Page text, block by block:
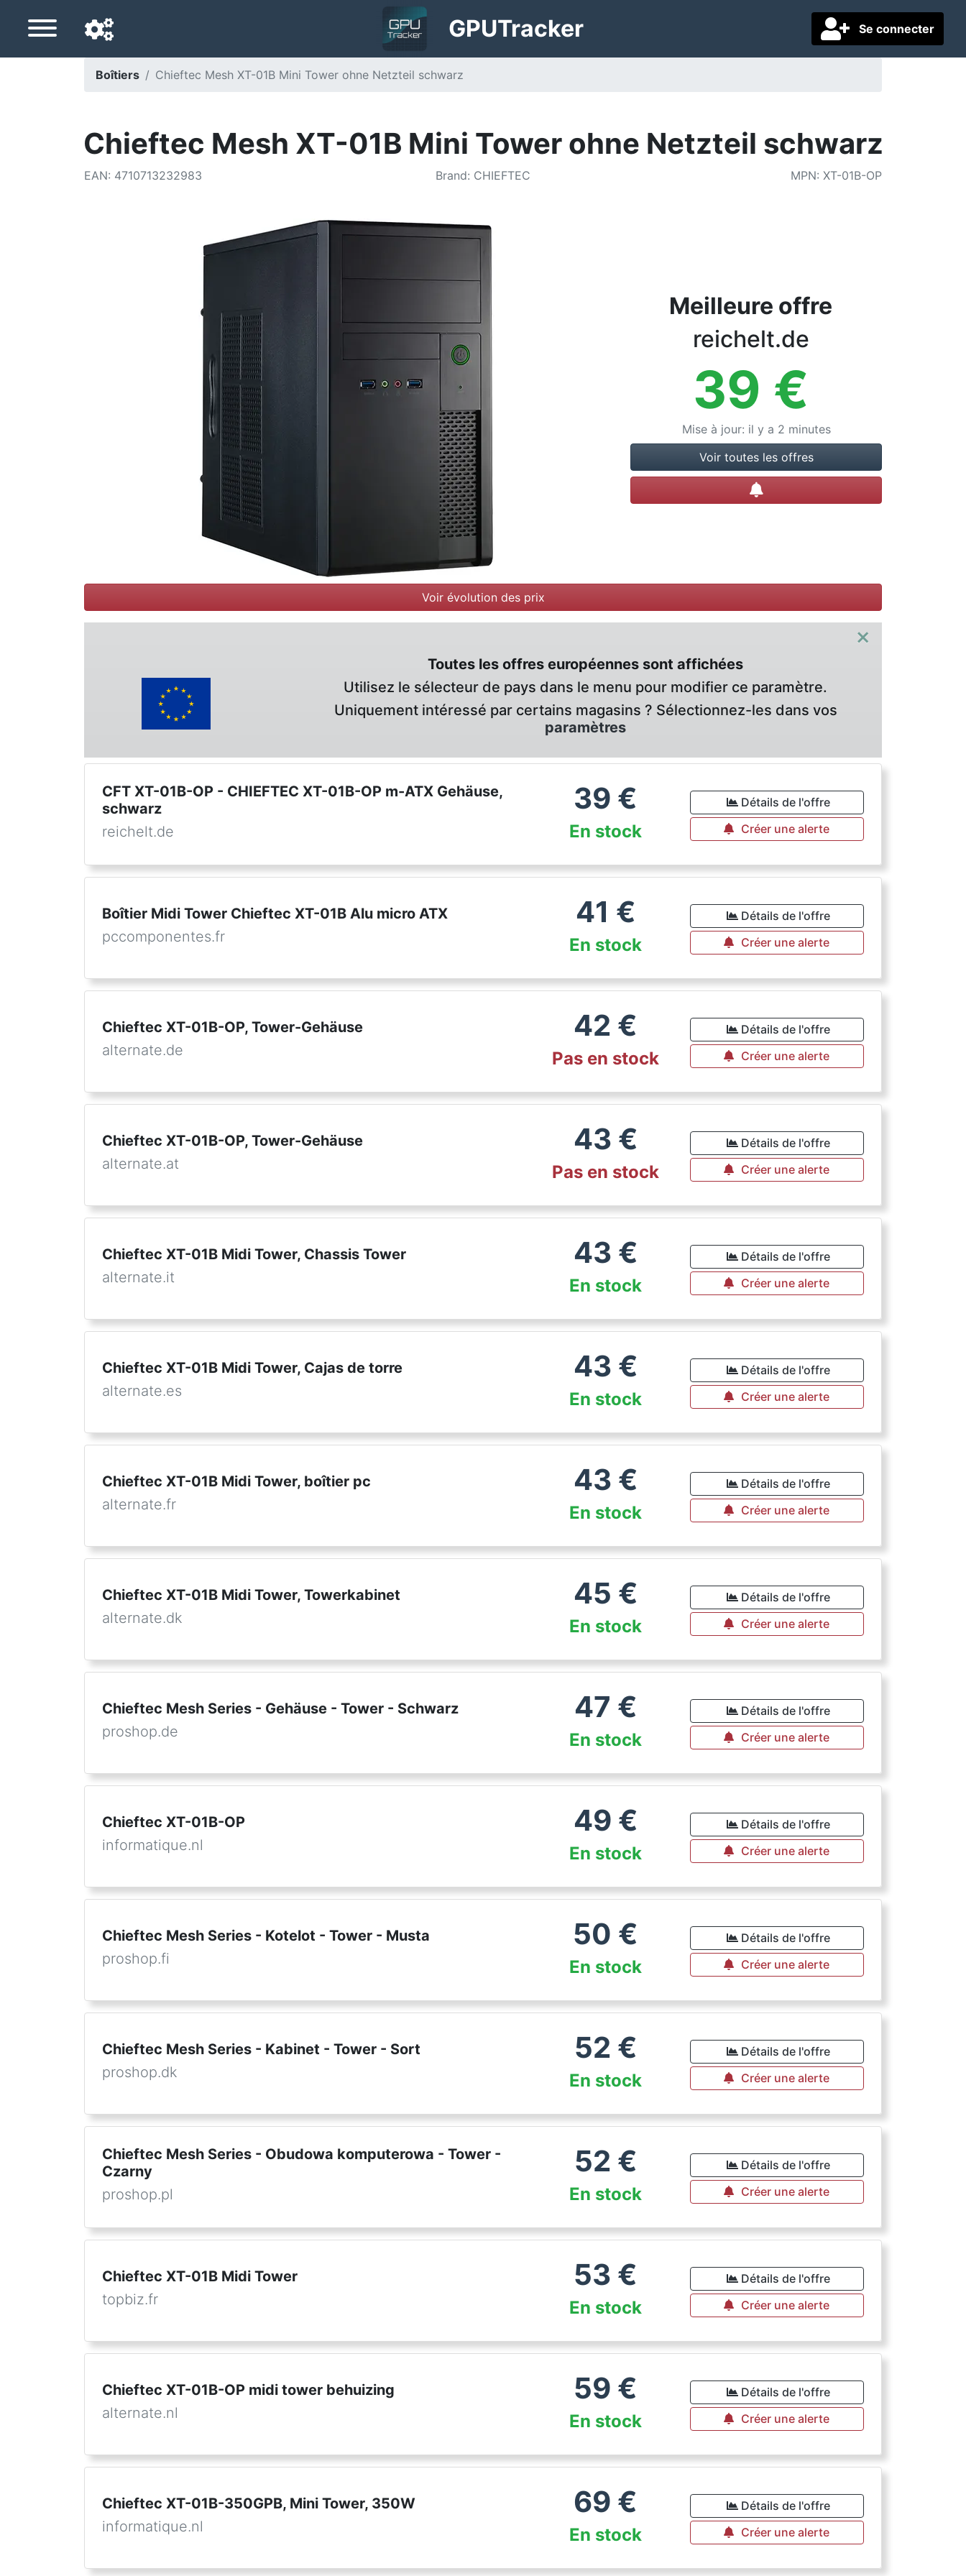
Se connecter
GPUTracker
Pays de livraison
Boîtiers Chieftec Mesh XT-01B Mini Tower ohne Netzteil schwarz
Chieftec Mesh XT-01B Mini Tower ohne Netzteil schwarz
EAN: 4710713232983 Brand: CHIEFTEC MPN: XT-01B-OP
Meilleure offre
reichelt.de
39 €
Mise à jour: il y a 2 minutes
Voir toutes les offres
Créer une alerte
Voir évolution des prix
×
Toutes les offres européennes sont affichées
Utilisez le sélecteur de pays dans le menu pour modifier ce paramètre.
Uniquement intéressé par certains magasins ? Sélectionnez-les dans vos
paramètres
CFT XT-01B-OP - CHIEFTEC XT-01B-OP m-ATX Gehäuse,
schwarz
reichelt.de
39 €
En stock
Détails de l'offre
Créer une alerte
Boîtier Midi Tower Chieftec XT-01B Alu micro ATX
pccomponentes.fr
41 €
En stock
Détails de l'offre
Créer une alerte
Chieftec XT-01B-OP, Tower-Gehäuse
alternate.de
42 €
Pas en stock
Détails de l'offre
Créer une alerte
Chieftec XT-01B-OP, Tower-Gehäuse
alternate.at
43 €
Pas en stock
Détails de l'offre
Créer une alerte
Chieftec XT-01B Midi Tower, Chassis Tower
alternate.it
43 €
En stock
Détails de l'offre
Créer une alerte
Chieftec XT-01B Midi Tower, Cajas de torre
alternate.es
43 €
En stock
Détails de l'offre
Créer une alerte
Chieftec XT-01B Midi Tower, boîtier pc
alternate.fr
43 €
En stock
Détails de l'offre
Créer une alerte
Chieftec XT-01B Midi Tower, Towerkabinet
alternate.dk
45 €
En stock
Détails de l'offre
Créer une alerte
Chieftec Mesh Series - Gehäuse - Tower - Schwarz
proshop.de
47 €
En stock
Détails de l'offre
Créer une alerte
Chieftec XT-01B-OP
informatique.nl
49 €
En stock
Détails de l'offre
Créer une alerte
Chieftec Mesh Series - Kotelot - Tower - Musta
proshop.fi
50 €
En stock
Détails de l'offre
Créer une alerte
Chieftec Mesh Series - Kabinet - Tower - Sort
proshop.dk
52 €
En stock
Détails de l'offre
Créer une alerte
Chieftec Mesh Series - Obudowa komputerowa - Tower -
Czarny
proshop.pl
52 €
En stock
Détails de l'offre
Créer une alerte
Chieftec XT-01B Midi Tower
topbiz.fr
53 €
En stock
Détails de l'offre
Créer une alerte
Chieftec XT-01B-OP midi tower behuizing
alternate.nl
59 €
En stock
Détails de l'offre
Créer une alerte
Chieftec XT-01B-350GPB, Mini Tower, 350W
informatique.nl
69 €
En stock
Détails de l'offre
Créer une alerte